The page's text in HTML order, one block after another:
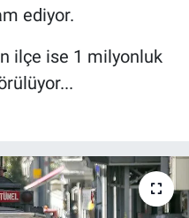
ediyor.
ilçe ise 1 milyonluk